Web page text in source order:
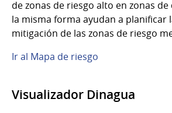
de zonas de riesgo alto en zonas
la misma forma ayudan a planificar
mitigación de las zonas de riesgo
Ir al Mapa de riesgo
Visualizador Dinagua